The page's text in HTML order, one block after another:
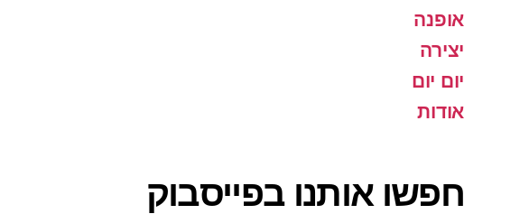
אופנה
יצירה
יום יום
אודות
חפשו אותנו בפייסבוק